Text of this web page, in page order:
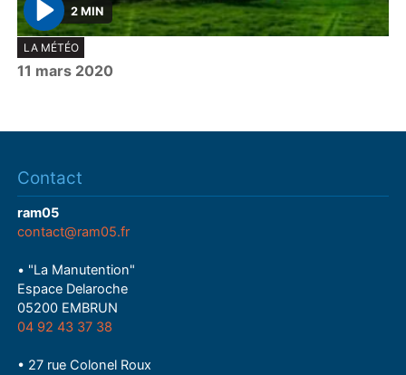
P
l
a
2 MIN
LA MÉTÉO
11 mars 2020
Contact
ram05
contact@ram05.fr
• "La Manutention"
Espace Delaroche
05200 EMBRUN
04 92 43 37 38
• 27 rue Colonel Roux